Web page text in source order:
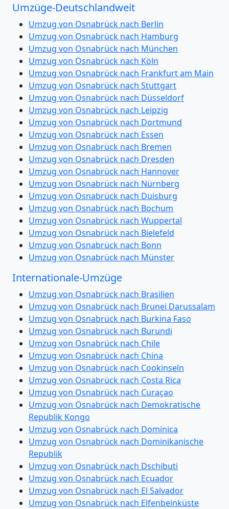
Umzüge-Deutschlandweit
Umzug von Osnabrück nach Berlin
Umzug von Osnabrück nach Hamburg
Umzug von Osnabrück nach München
Umzug von Osnabrück nach Köln
Umzug von Osnabrück nach Frankfurt am Main
Umzug von Osnabrück nach Stuttgart
Umzug von Osnabrück nach Düsseldorf
Umzug von Osnabrück nach Leipzig
Umzug von Osnabrück nach Dortmund
Umzug von Osnabrück nach Essen
Umzug von Osnabrück nach Bremen
Umzug von Osnabrück nach Dresden
Umzug von Osnabrück nach Hannover
Umzug von Osnabrück nach Nürnberg
Umzug von Osnabrück nach Duisburg
Umzug von Osnabrück nach Bochum
Umzug von Osnabrück nach Wuppertal
Umzug von Osnabrück nach Bielefeld
Umzug von Osnabrück nach Bonn
Umzug von Osnabrück nach Münster
Internationale-Umzüge
Umzug von Osnabrück nach Brasilien
Umzug von Osnabrück nach Brunei Darussalam
Umzug von Osnabrück nach Burkina Faso
Umzug von Osnabrück nach Burundi
Umzug von Osnabrück nach Chile
Umzug von Osnabrück nach China
Umzug von Osnabrück nach Cookinseln
Umzug von Osnabrück nach Costa Rica
Umzug von Osnabrück nach Curaçao
Umzug von Osnabrück nach Demokratische
Republik Kongo
Umzug von Osnabrück nach Dominica
Umzug von Osnabrück nach Dominikanische
Republik
Umzug von Osnabrück nach Dschibuti
Umzug von Osnabrück nach Ecuador
Umzug von Osnabrück nach El Salvador
Umzug von Osnabrück nach Elfenbeinküste